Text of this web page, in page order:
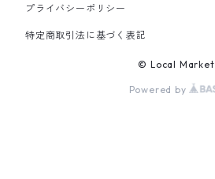
PANTS
プライバシーポリシー
特定商取引法に基づく表記
© Local Market
Powered by